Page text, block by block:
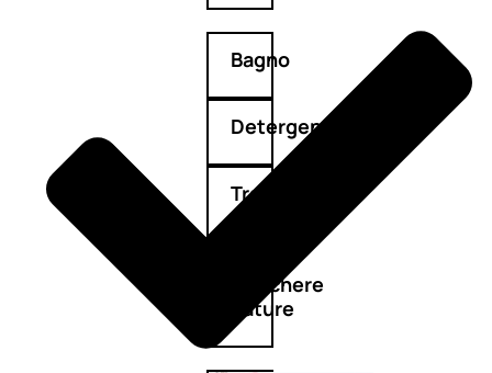
Bagno
Detergenza
Trattamenti
viso
Maschere
nature